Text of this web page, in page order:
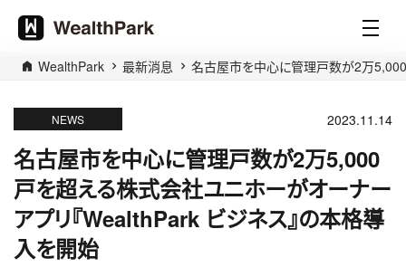
WealthPark 最新消息 名古屋市を中心に管理戸数が2万
NEWS 2023.11.14
名古屋市を中心に管理戸数が2万5,000
戸を超える株式会社ユニホーがオーナー
アプリ『WealthPark ビジネス』の本格導
入を開始